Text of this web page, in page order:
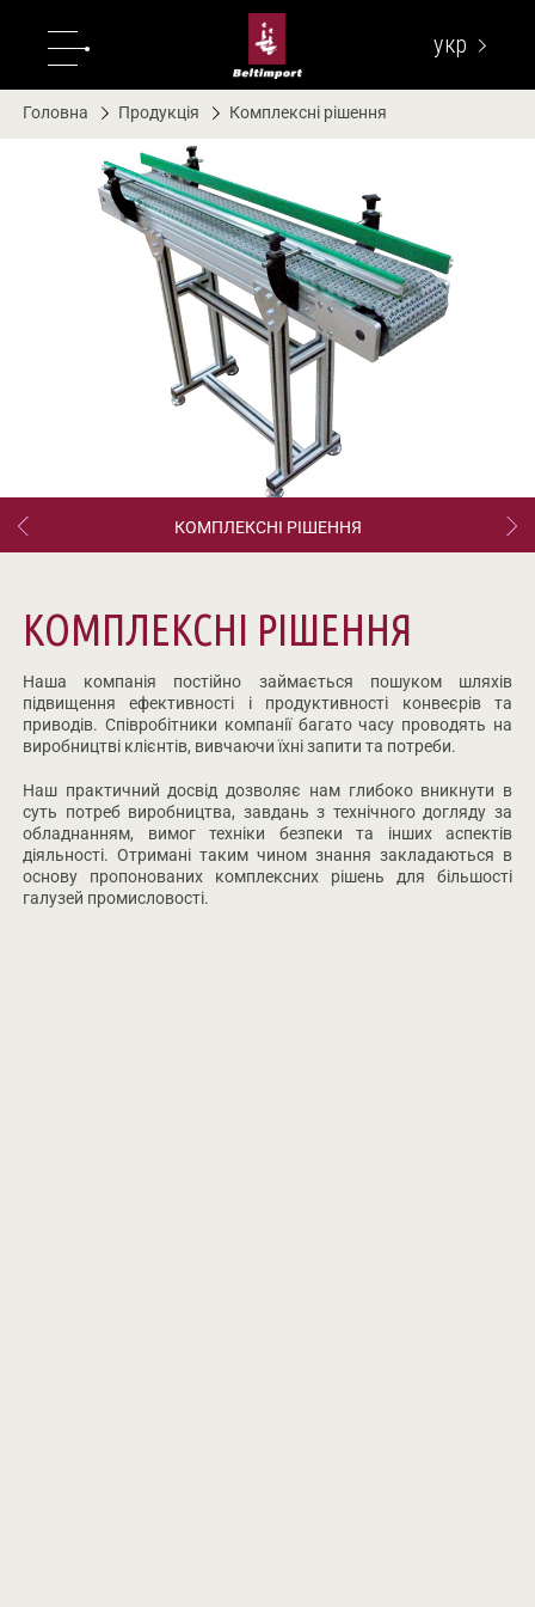
укр
Головна Продукція Комплексні рішення
КОМПЛЕКСНІ РІШЕННЯ
КОМПЛЕКСНІ РІШЕННЯ
Наша компанія постійно займається пошуком шляхів
підвищення ефективності і продуктивності конвеєрів та
приводів. Співробітники компанії багато часу проводять на
виробництві клієнтів, вивчаючи їхні запити та потреби.
Наш практичний досвід дозволяє нам глибоко вникнути в
суть потреб виробництва, завдань з технічного догляду за
обладнанням, вимог техніки безпеки та інших аспектів
діяльності. Отримані таким чином знання закладаються в
основу пропонованих комплексних рішень для більшості
галузей промисловості.